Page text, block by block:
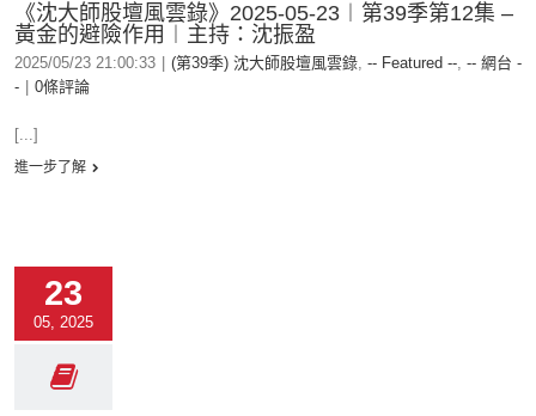
《沈大師股壇風雲錄》2025-05-23︱第39季第12集 –
黃金的避險作用︱主持：沈振盈
2025/05/23 21:00:33 (第39季) 沈大師股壇風雲錄, -- Featured --, -- 網台 -
-
0條評論
[...]
進一步了解
23
05, 2025